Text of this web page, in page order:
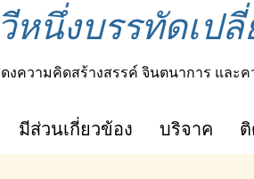
หนึ่งบรรทัดเป
งความคิดสร้างสรรค์ จินตนาการ และ
มีส่วนเกี่ยวข้อง บริจาค